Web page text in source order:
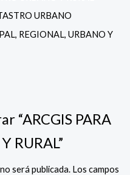
URBANO
REGIONAL, URBANO Y
“ARCGIS PARA
RURAL”
será publicada. Los campos